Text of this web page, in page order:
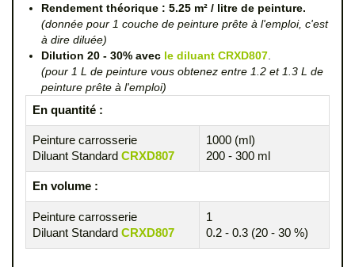
Rendement théorique : 5.25 m² / litre de peinture.
(donnée pour 1 couche de peinture prête à l'emploi, c'est
à dire diluée)
Dilution 20 - 30% avec le diluant CRXD807.
(pour 1 L de peinture vous obtenez entre 1.2 et 1.3 L de
peinture prête à l'emploi)
En quantité :
Peinture carrosserie
Diluant Standard CRXD807
1000 (ml)
200 - 300 ml
En volume :
Peinture carrosserie
Diluant Standard CRXD807
1
0.2 - 0.3 (20 - 30 %)